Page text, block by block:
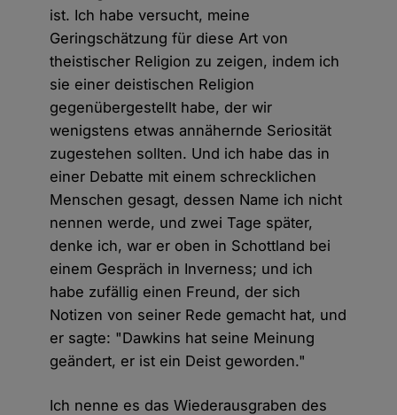
ist. Ich habe versucht, meine
Geringschätzung für diese Art von
theistischer Religion zu zeigen, indem ich
sie einer deistischen Religion
gegenübergestellt habe, der wir
wenigstens etwas annähernde Seriosität
zugestehen sollten. Und ich habe das in
einer Debatte mit einem schrecklichen
Menschen gesagt, dessen Name ich nicht
nennen werde, und zwei Tage später,
denke ich, war er oben in Schottland bei
einem Gespräch in Inverness; und ich
habe zufällig einen Freund, der sich
Notizen von seiner Rede gemacht hat, und
er sagte: "Dawkins hat seine Meinung
geändert, er ist ein Deist geworden."
Ich nenne es das Wiederausgraben des